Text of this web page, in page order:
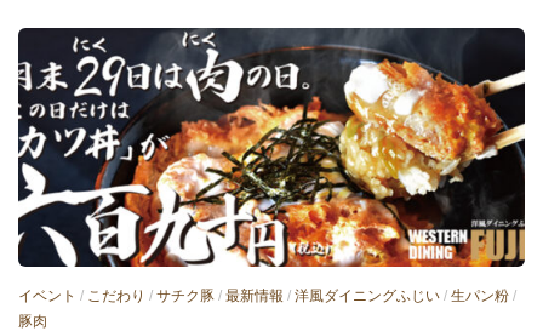
イベント / こだわり / サチク豚 / 最新情報 / 洋風ダイニングふじい / 生パン粉 /
豚肉